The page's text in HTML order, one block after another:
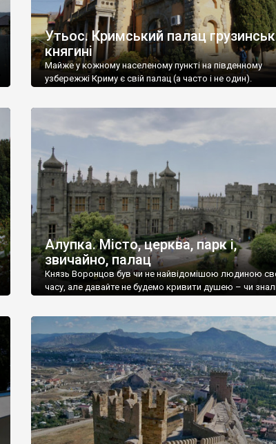
Утьос. Кримський палац
княгині
Майже у кожному населеному пункті на південному
узбережжі Криму є свій палац (а часто і не один).
Алупка. Місто, церква, парк і,
звичайно, палац
Князь Воронцов був чи не найвідомішою людиною
часу, але давайте не будемо кривити душею – чи